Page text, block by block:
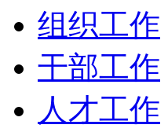
组织工作
干部工作
人才工作